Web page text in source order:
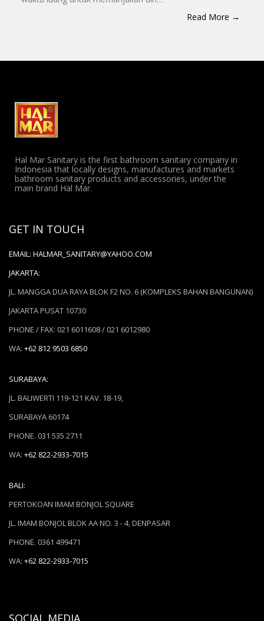
Read More →
Hal Mar Sanitary is the first bathroom sanitary company in
Indonesia that locally designs, manufactures and markets
bathroom sanitary products and accessories, under the
main brand Hal Mar.
GET IN TOUCH
EMAIL: HALMAR_SANITARY@YAHOO.COM
JAKARTA:
JL. MANGGA DUA RAYA BLOK F2 NO. 6 (KOMPLEKS BAHAN BANGUNAN)
JAKARTA PUSAT 10730
PHONE / FAX: 021 6011608 / 021 6012980
WA: +62 812 9503 6850
SURABAYA:
JL. BALIWERTI 119-121 KAV. 18-19,
SURABAYA 60174
PHONE. 031 535 2711
WA: +62 822-2933-7015
BALI:
PERTOKOAN IMAM BONJOL SQUARE
JL. IMAM BONJOL BLOK AA NO. 3 - 4, DENPASAR
PHONE. 0361 499471
WA: +62 822-2933-7015
SOCIAL MEDIA